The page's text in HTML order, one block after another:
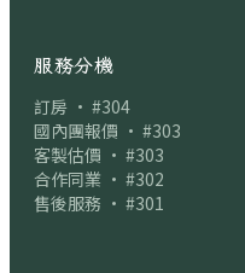
服務分機
訂房 · #304
國內團報價 · #303
客製估價 · #303
合作同業 · #302
售後服務 · #301